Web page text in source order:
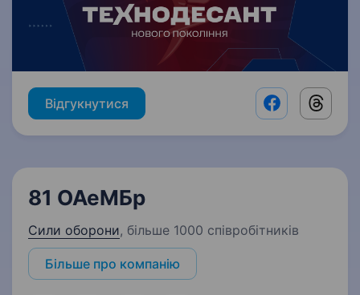
Відгукнутися Facebook
81 ОАеМБр
Сили оборони, більше 1000 співробітників
Більше про компанію